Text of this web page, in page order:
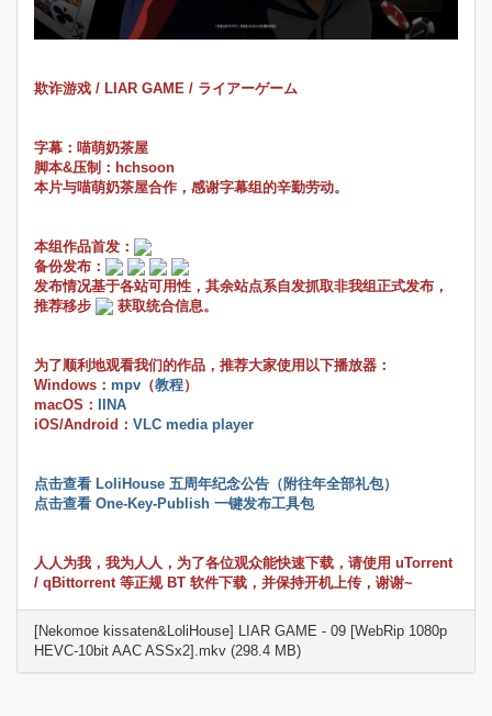
欺诈游戏 / LIAR GAME / ライアーゲーム
字幕：喵萌奶茶屋
脚本&压制：hchsoon
本片与喵萌奶茶屋合作，感谢字幕组的辛勤劳动。
本组作品首发：
备份发布：
发布情况基于各站可用性，其余站点系自发抓取非我组正式发布，
推荐移步
获取统合信息。
为了顺利地观看我们的作品，推荐大家使用以下播放器：
Windows： mpv （教程）
macOS： IINA
iOS/Android： VLC media player
点击查看 LoliHouse 五周年纪念公告（附往年全部礼包）
点击查看 One-Key-Publish 一键发布工具包
人人为我，我为人人，为了各位观众能快速下载，请使用 uTorrent
/ qBittorrent 等正规 BT 软件下载，并保持开机上传，谢谢~
[Nekomoe kissaten&LoliHouse] LIAR GAME - 09 [WebRip 1080p
HEVC-10bit AAC ASSx2].mkv (298.4 MB)